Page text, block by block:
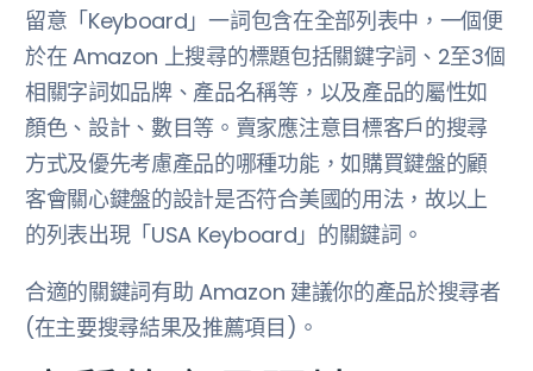
留意「Keyboard」一詞包含在全部列表中，一個便
於在 Amazon 上搜尋的標題包括關鍵字詞、2至3個
相關字詞如品牌、產品名稱等，以及產品的屬性如
顏色、設計、數目等。賣家應注意目標客戶的搜尋
方式及優先考慮產品的哪種功能，如購買鍵盤的顧
客會關心鍵盤的設計是否符合美國的用法，故以上
的列表出現「USA Keyboard」的關鍵詞。
合適的關鍵詞有助 Amazon 建議你的產品於搜尋者
(在主要搜尋結果及推薦項目)。